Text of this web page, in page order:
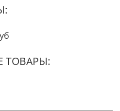
ТОВАРЫ: